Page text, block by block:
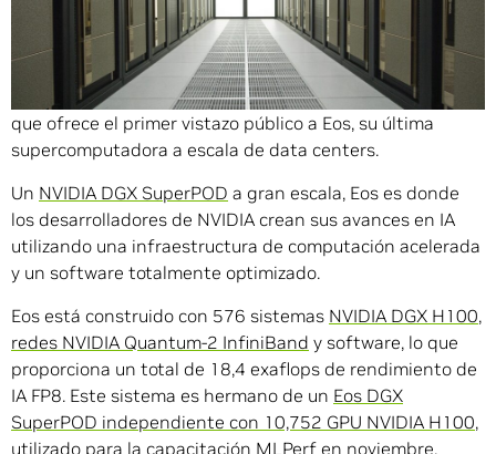
Dando un vistazo a la arquitectura que impulsa las
fábricas avanzadas de IA, NVIDIA lanzó el jueves un video
que ofrece el primer vistazo público a Eos, su última
supercomputadora a escala de data centers.
Un NVIDIA DGX SuperPOD a gran escala, Eos es donde
los desarrolladores de NVIDIA crean sus avances en IA
utilizando una infraestructura de computación acelerada
y un software totalmente optimizado.
Eos está construido con 576 sistemas NVIDIA DGX H100,
redes NVIDIA Quantum-2 InfiniBand y software, lo que
proporciona un total de 18,4 exaflops de rendimiento de
IA FP8. Este sistema es hermano de un Eos DGX
SuperPOD independiente con 10,752 GPU NVIDIA H100,
utilizado para la capacitación MLPerf en noviembre.